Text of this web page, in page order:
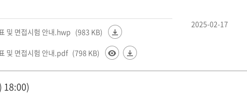
및 면접시험 안내.hwp (983 KB)
및 면접시험 안내.pdf (798 KB)
2025-02-17
18:00)